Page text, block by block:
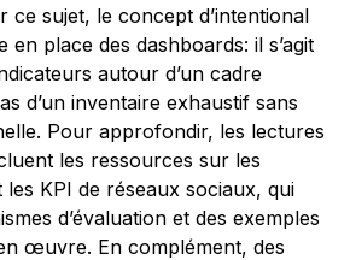
ce sujet, le concept d’intentional
en place des dashboards: il s’agit
autour d’un cadre
d’un inventaire exhaustif sans
Pour approfondir, les lectures
les ressources sur les
les KPI de réseaux sociaux, qui
d’évaluation et des exemples
œuvre. En complément, des